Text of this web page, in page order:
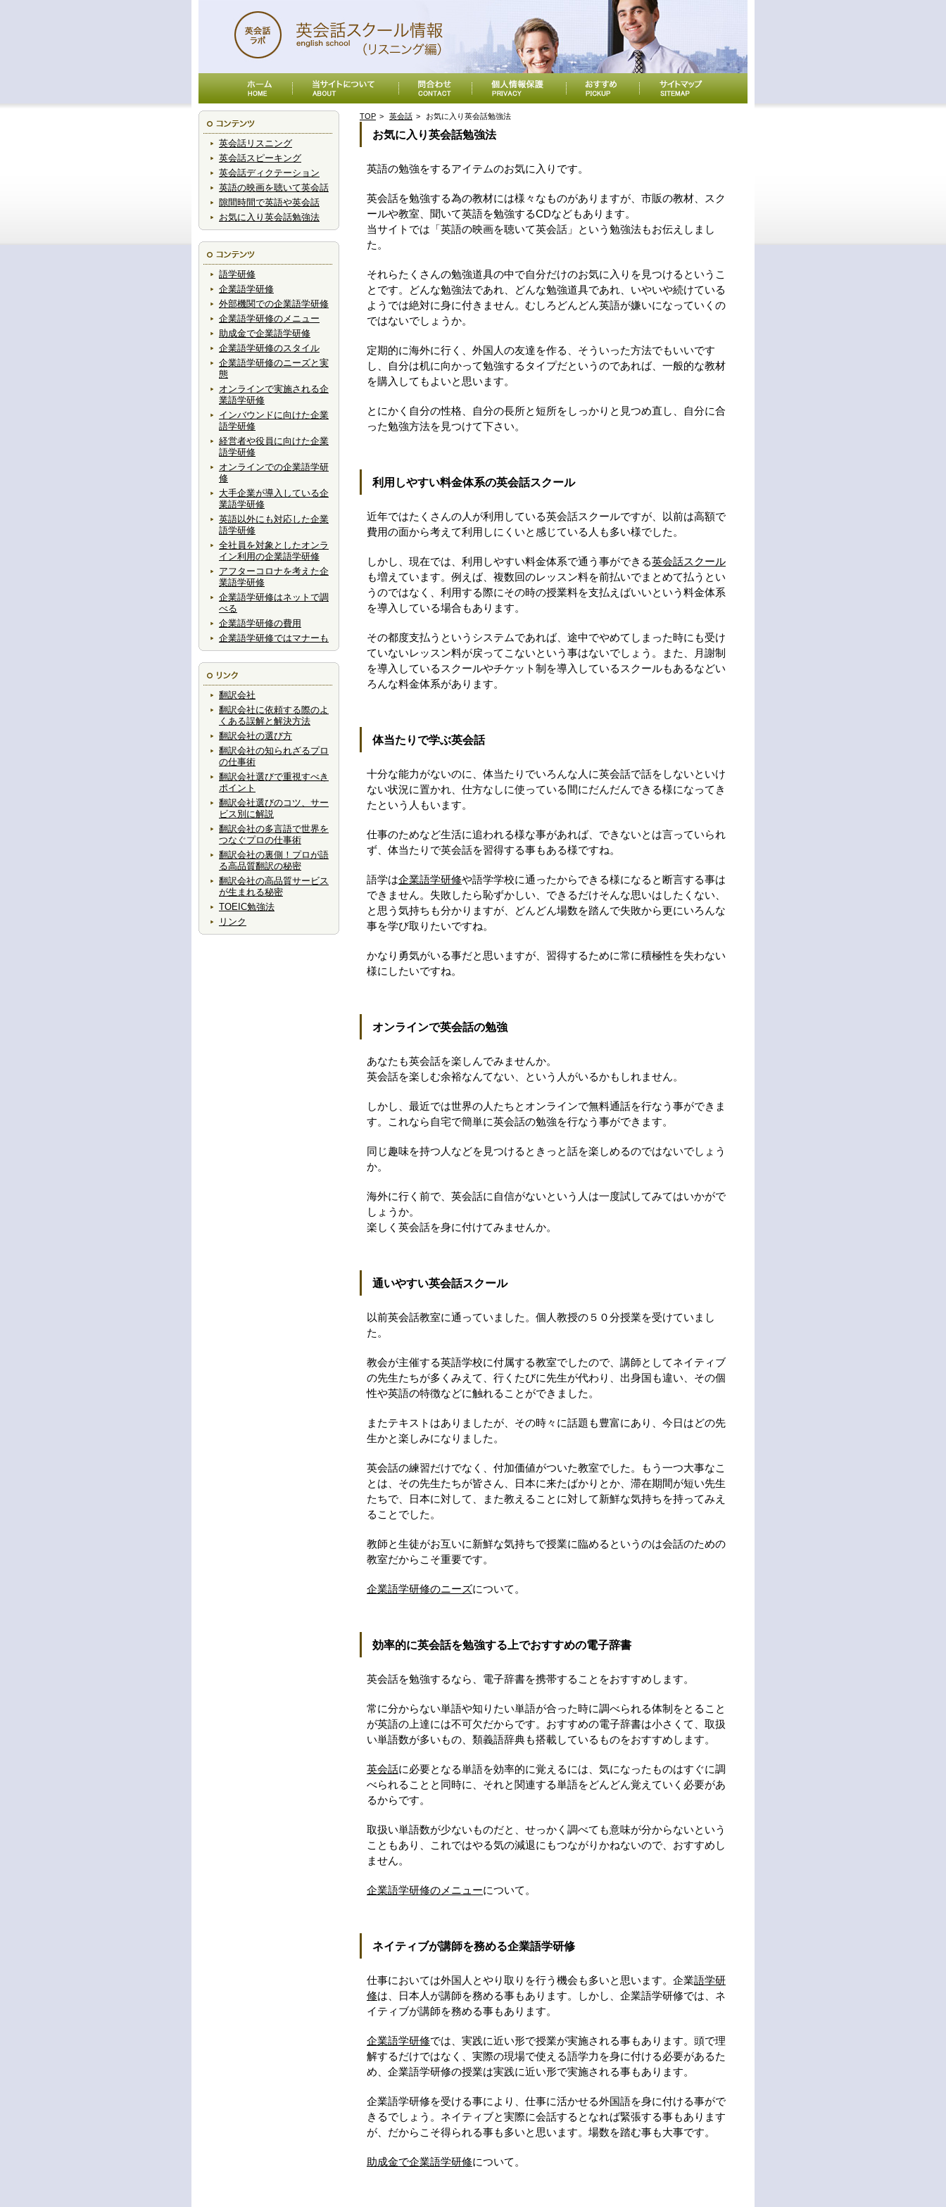
英会話リスニング
英会話スピーキング
英会話ディクテーション
英語の映画を聴いて英会話
隙間時間で英語や英会話
お気に入り英会話勉強法
語学研修
企業語学研修
外部機関での企業語学研修
企業語学研修のメニュー
助成金で企業語学研修
企業語学研修のスタイル
企業語学研修のニーズと実
態
オンラインで実施される企
業語学研修
インバウンドに向けた企業
語学研修
経営者や役員に向けた企業
語学研修
オンラインでの企業語学研
修
大手企業が導入している企
業語学研修
英語以外にも対応した企業
語学研修
全社員を対象としたオンラ
イン利用の企業語学研修
アフターコロナを考えた企
業語学研修
企業語学研修はネットで調
べる
企業語学研修の費用
企業語学研修ではマナーも
翻訳会社
翻訳会社に依頼する際のよ
くある誤解と解決方法
翻訳会社の選び方
翻訳会社の知られざるプロ
の仕事術
翻訳会社選びで重視すべき
ポイント
翻訳会社選びのコツ、サー
ビス別に解説
翻訳会社の多言語で世界を
つなぐプロの仕事術
翻訳会社の裏側！プロが語
る高品質翻訳の秘密
翻訳会社の高品質サービス
が生まれる秘密
TOEIC勉強法
リンク
TOP 英会話 お気に入り英会話勉強法
お気に入り英会話勉強法
英語の勉強をするアイテムのお気に入りです。
英会話を勉強する為の教材には様々なものがありますが、市販の教材、スク
ールや教室、聞いて英語を勉強するCDなどもあります。
当サイトでは「英語の映画を聴いて英会話」という勉強法もお伝えしまし
た。
それらたくさんの勉強道具の中で自分だけのお気に入りを見つけるというこ
とです。どんな勉強法であれ、どんな勉強道具であれ、いやいや続けている
ようでは絶対に身に付きません。むしろどんどん英語が嫌いになっていくの
ではないでしょうか。
定期的に海外に行く、外国人の友達を作る、そういった方法でもいいです
し、自分は机に向かって勉強するタイプだというのであれば、一般的な教材
を購入してもよいと思います。
とにかく自分の性格、自分の長所と短所をしっかりと見つめ直し、自分に合
った勉強方法を見つけて下さい。
利用しやすい料金体系の英会話スクール
近年ではたくさんの人が利用している英会話スクールですが、以前は高額で
費用の面から考えて利用しにくいと感じている人も多い様でした。
しかし、現在では、利用しやすい料金体系で通う事ができる英会話スクール
も増えています。例えば、複数回のレッスン料を前払いでまとめて払うとい
うのではなく、利用する際にその時の授業料を支払えばいいという料金体系
を導入している場合もあります。
その都度支払うというシステムであれば、途中でやめてしまった時にも受け
ていないレッスン料が戻ってこないという事はないでしょう。また、月謝制
を導入しているスクールやチケット制を導入しているスクールもあるなどい
ろんな料金体系があります。
体当たりで学ぶ英会話
十分な能力がないのに、体当たりでいろんな人に英会話で話をしないといけ
ない状況に置かれ、仕方なしに使っている間にだんだんできる様になってき
たという人もいます。
仕事のためなど生活に追われる様な事があれば、できないとは言っていられ
ず、体当たりで英会話を習得する事もある様ですね。
語学は企業語学研修や語学学校に通ったからできる様になると断言する事は
できません。失敗したら恥ずかしい、できるだけそんな思いはしたくない、
と思う気持ちも分かりますが、どんどん場数を踏んで失敗から更にいろんな
事を学び取りたいですね。
かなり勇気がいる事だと思いますが、習得するために常に積極性を失わない
様にしたいですね。
オンラインで英会話の勉強
あなたも英会話を楽しんでみませんか。
英会話を楽しむ余裕なんてない、という人がいるかもしれません。
しかし、最近では世界の人たちとオンラインで無料通話を行なう事ができま
す。これなら自宅で簡単に英会話の勉強を行なう事ができます。
同じ趣味を持つ人などを見つけるときっと話を楽しめるのではないでしょう
か。
海外に行く前で、英会話に自信がないという人は一度試してみてはいかがで
しょうか。
楽しく英会話を身に付けてみませんか。
通いやすい英会話スクール
以前英会話教室に通っていました。個人教授の５０分授業を受けていまし
た。
教会が主催する英語学校に付属する教室でしたので、講師としてネイティブ
の先生たちが多くみえて、行くたびに先生が代わり、出身国も違い、その個
性や英語の特徴などに触れることができました。
またテキストはありましたが、その時々に話題も豊富にあり、今日はどの先
生かと楽しみになりました。
英会話の練習だけでなく、付加価値がついた教室でした。もう一つ大事なこ
とは、その先生たちが皆さん、日本に来たばかりとか、滞在期間が短い先生
たちで、日本に対して、また教えることに対して新鮮な気持ちを持ってみえ
ることでした。
教師と生徒がお互いに新鮮な気持ちで授業に臨めるというのは会話のための
教室だからこそ重要です。
企業語学研修のニーズについて。
効率的に英会話を勉強する上でおすすめの電子辞書
英会話を勉強するなら、電子辞書を携帯することをおすすめします。
常に分からない単語や知りたい単語が合った時に調べられる体制をとること
が英語の上達には不可欠だからです。おすすめの電子辞書は小さくて、取扱
い単語数が多いもの、類義語辞典も搭載しているものをおすすめします。
英会話に必要となる単語を効率的に覚えるには、気になったものはすぐに調
べられることと同時に、それと関連する単語をどんどん覚えていく必要があ
るからです。
取扱い単語数が少ないものだと、せっかく調べても意味が分からないという
こともあり、これではやる気の減退にもつながりかねないので、おすすめし
ません。
企業語学研修のメニューについて。
ネイティブが講師を務める企業語学研修
仕事においては外国人とやり取りを行う機会も多いと思います。企業語学研
修は、日本人が講師を務める事もあります。しかし、企業語学研修では、ネ
イティブが講師を務める事もあります。
企業語学研修では、実践に近い形で授業が実施される事もあります。頭で理
解するだけではなく、実際の現場で使える語学力を身に付ける必要があるた
め、企業語学研修の授業は実践に近い形で実施される事もあります。
企業語学研修を受ける事により、仕事に活かせる外国語を身に付ける事がで
きるでしょう。ネイティブと実際に会話するとなれば緊張する事もあります
が、だからこそ得られる事も多いと思います。場数を踏む事も大事です。
助成金で企業語学研修について。